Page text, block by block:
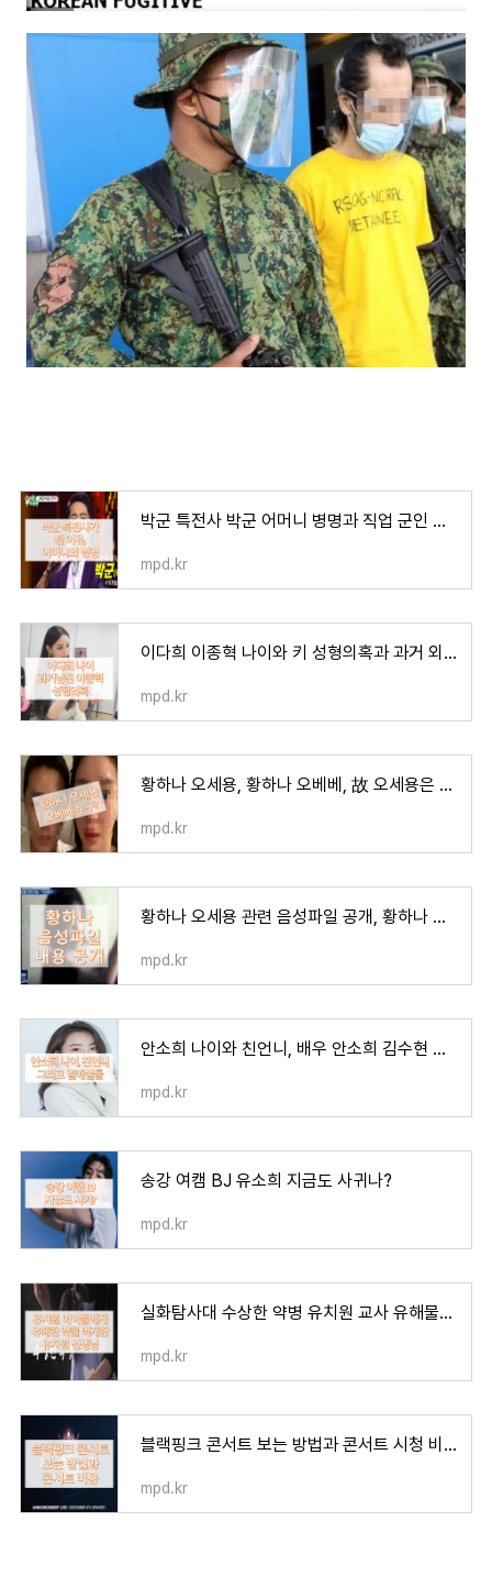
박군 특전사 박군 어머니 병명과 직업 군인 된 이유
mpd.kr
이다희 이종혁 나이와 키 성형의혹과 과거 외모 변천사
mpd.kr
황하나 오세용, 황하나 오베베, 故 오세용은 누구?
mpd.kr
황하나 오세용 관련 음성파일 공개, 황하나 눈꽃
mpd.kr
안소희 나이와 친언니, 배우 안소희 김수현 열애설
mpd.kr
송강 여캠 BJ 유소희 지금도 사귀나?
mpd.kr
실화탐사대 수상한 약병 유치원 교사 유해물질 먹여 (+파면처벌 국민청원 주소, 병설유치원 어디
mpd.kr
블랙핑크 콘서트 보는 방법과 콘서트 시청 비용
mpd.kr